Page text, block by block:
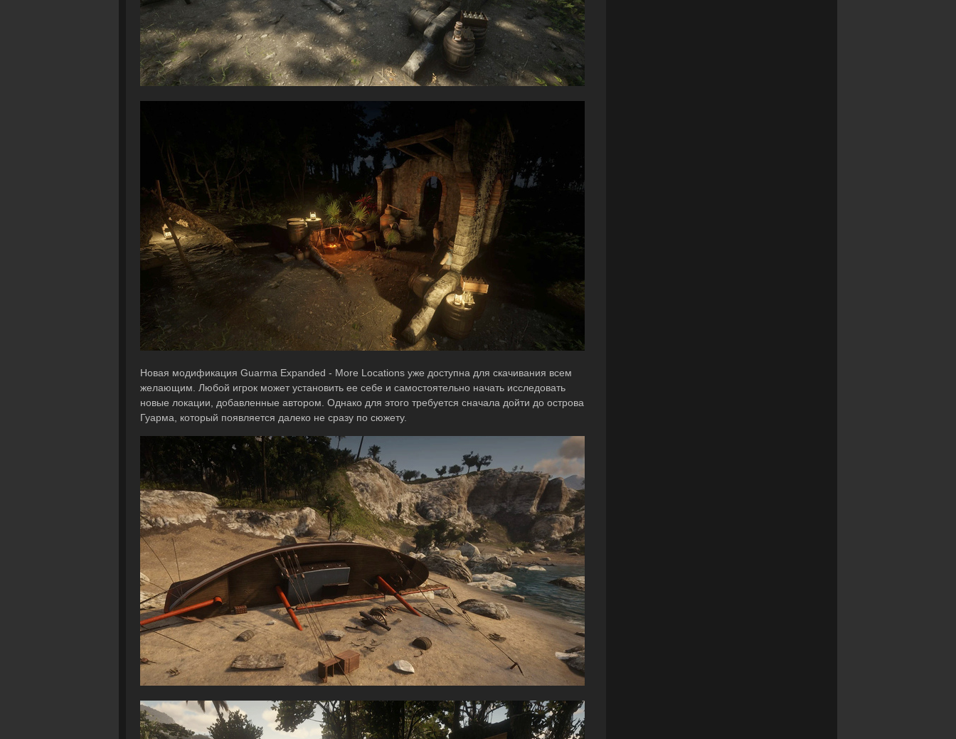
Новая модификация Guarma Expanded - More Locations уже доступна для скачивания всем
желающим. Любой игрок может установить ее себе и самостоятельно начать исследовать
новые локации, добавленные автором. Однако для этого требуется сначала дойти до острова
Гуарма, который появляется далеко не сразу по сюжету.